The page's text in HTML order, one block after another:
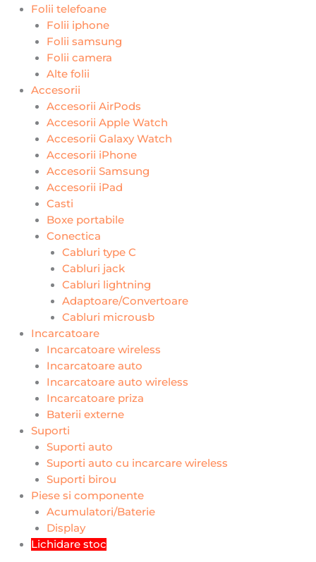
Folii telefoane
Folii iphone
Folii samsung
Folii camera
Alte folii
Accesorii
Accesorii AirPods
Accesorii Apple Watch
Accesorii Galaxy Watch
Accesorii iPhone
Accesorii Samsung
Accesorii iPad
Casti
Boxe portabile
Conectica
Cabluri type C
Cabluri jack
Cabluri lightning
Adaptoare/Convertoare
Cabluri microusb
Incarcatoare
Incarcatoare wireless
Incarcatoare auto
Incarcatoare auto wireless
Incarcatoare priza
Baterii externe
Suporti
Suporti auto
Suporti auto cu incarcare wireless
Suporti birou
Piese si componente
Acumulatori/Baterie
Display
Lichidare stoc